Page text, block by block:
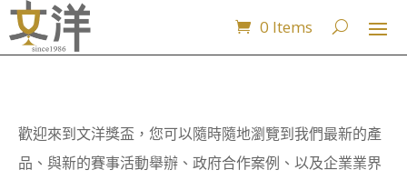
0 Items
歡迎來到文洋獎盃，您可以隨時隨地瀏覽到我們最新的產
品、與新的賽事活動舉辦、政府合作案例、以及企業業界